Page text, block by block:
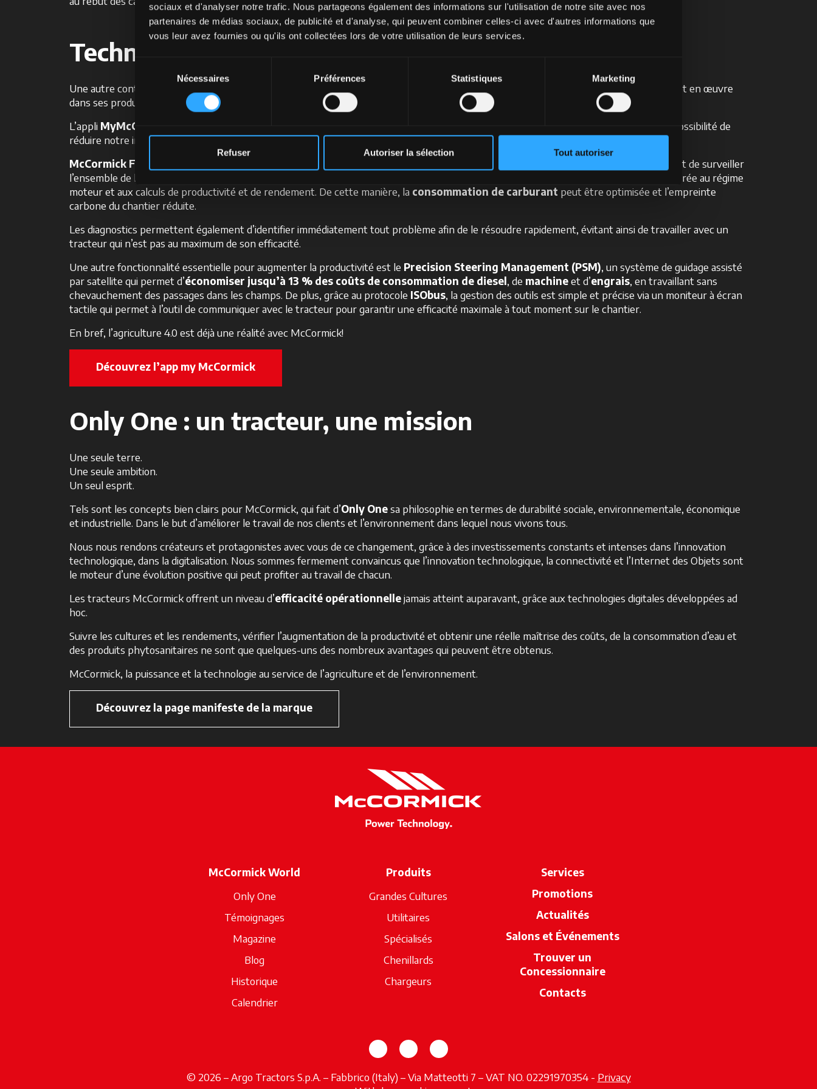
sociaux et d'analyser notre trafic. Nous partageons également des informations sur l'utilisation de notre site avec nos
partenaires de médias sociaux, de publicité et d'analyse, qui peuvent combiner celles-ci avec d'autres informations que
vous leur avez fournies ou qu'ils ont collectées lors de votre utilisation de leurs services.
Sélection
consentement
Nécessaires Préférences Statistiques Marketing
Refuser Autoriser la sélection Tout autoriser
Technologie McCormick pour la durabilité
Une autre contribution réelle que McCormick veut apporter à l’agriculture durable consiste en l’ innovation technologique qu’elle met en œuvre
dans ses produits.
L’appli MyMcCormick
n’est pas seulement un précieux allié pour optimiser le travail avec votre tracteur, mais elle offre également la possibilité de
réduire notre impact environnemental.
McCormick Fleet and Remote Diagnostics Management
, accessible depuis MyMcCormick, est un système télématique qui permet de surveiller
l’ensemble de la flotte de tracteurs : du géorepérage à l’efficacité du travail, du suivi de la vitesse, de la consommation de carburant et d’urée au régime
moteur et aux calculs de productivité et de rendement. De cette manière, la consommation de carburant peut être optimisée et l’empreinte
carbone du chantier réduite.
Les diagnostics permettent également d’identifier immédiatement tout problème afin de le résoudre rapidement, évitant ainsi de travailler avec un
tracteur qui n’est pas au maximum de son efficacité.
Une autre fonctionnalité essentielle pour augmenter la productivité est le Precision Steering Management (PSM), un système de guidage assisté
par satellite qui permet d’économiser jusqu’à 13 % des coûts de consommation de diesel, de machineet d’engrais, en travaillant sans
chevauchement des passages dans les champs. De plus, grâce au protocole ISObus, la gestion des outils est simple et précise via un moniteur à écran
tactile qui permet à l’outil de communiquer avec le tracteur pour garantir une efficacité maximale à tout moment sur le chantier.
En bref, l’agriculture 4.0 est déjà une réalité avec McCormick!
Découvrez l’app my McCormick
Only One : un tracteur, une mission
Une seule terre.
Une seule ambition.
Un seul esprit.
Tels sont les concepts bien clairs pour McCormick, qui fait d’Only Onesa philosophie en termes de durabilité sociale, environnementale, économique
et industrielle. Dans le but d’améliorer le travail de nos clients et l’environnement dans lequel nous vivons tous.
Nous nous rendons créateurs et protagonistes avec vous de ce changement, grâce à des investissements constants et intenses dans l’innovation
technologique, dans la digitalisation. Nous sommes fermement convaincus que l’innovation technologique, la connectivité et l’Internet des Objets sont
le moteur d’une évolution positive qui peut profiter au travail de chacun.
Les tracteurs McCormick offrent un niveau d’efficacité opérationnellejamais atteint auparavant, grâce aux technologies digitales développées ad
hoc.
Suivre les cultures et les rendements, vérifier l’augmentation de la productivité et obtenir une réelle maîtrise des coûts, de la consommation d’eau et
des produits phytosanitaires ne sont que quelques-uns des nombreux avantages qui peuvent être obtenus.
McCormick, la puissance et la technologie au service de l’agriculture et de l’environnement.
Découvrez la page manifeste de la marque
McCormick World
Only One
Témoignages
Magazine
Blog
Historique
Calendrier
Produits
Grandes Cultures
Utilitaires
Spécialisés
Chenillards
Chargeurs
Services
Promotions
Actualités
Salons et Événements
Trouver un
Concessionnaires’ouvre dans un nouvel onglet
Contacts
s’ouvre dans un nouvel onglet
s’ouvre dans un nouvel onglet
s’ouvre dans un nouvel onglet
© 2026 – Argo Tractors S.p.A. – Fabbrico (Italy) – Via Matteotti 7 – VAT NO. 02291970354 - Privacy